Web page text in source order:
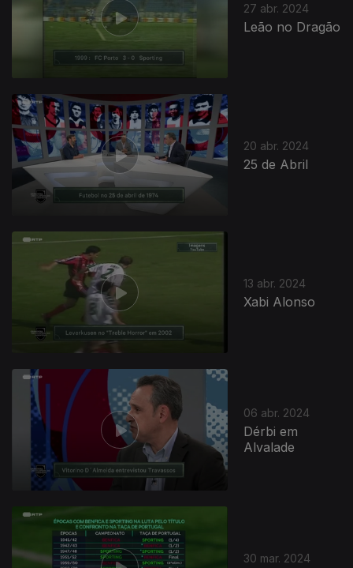
27 abr. 2024
Leão no Dragão
20 abr. 2024
25 de Abril
13 abr. 2024
Xabi Alonso
06 abr. 2024
Dérbi em
Alvalade
30 mar. 2024
758460